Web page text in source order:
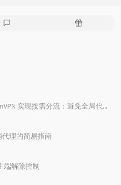
随
【知识总结】使用 OpenVPN 实现按需分流：避免全局代理泄露隐私
代理的简易指南
端解除控制